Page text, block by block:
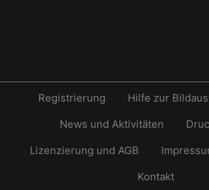
Registrierung Hilfe zur
News und Aktivitäten
Lizenzierung und AGB
Kontakt